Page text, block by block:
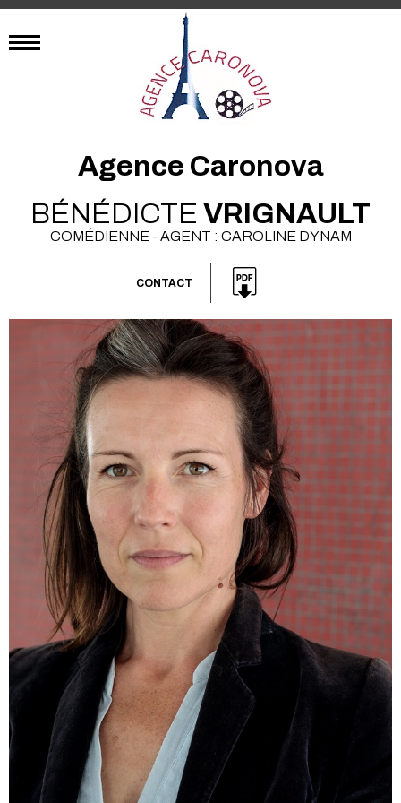
Agence Caronova
BÉNÉDICTE VRIGNAULT
COMÉDIENNE - AGENT : CAROLINE DYNAM
CONTACT